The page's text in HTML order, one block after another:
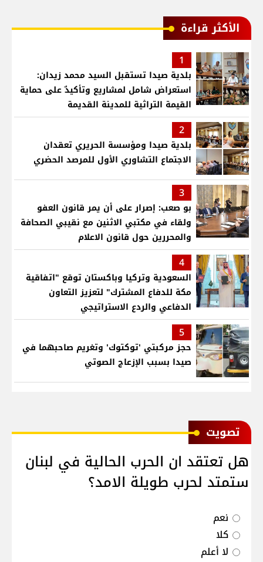
الأكثر قراءة
1
بلدية صيدا تستقبل السيد محمد زيدان:
استعراض شامل لمشاريع وتأكيدٌ على حماية
القيمة التراثية للمدينة القديمة
2
بلدية صيدا ومؤسسة الحريري تعقدان
الاجتماع التشاوري الأول للمرصد الحضري
3
بو صعب: إصرار على أن يمر قانون العفو
ولقاء في مكتبي الاثنين مع نقيبي الصحافة
والمحررين حول قانون الاعلام
4
السعودية وتركيا وباكستان توقع "اتفاقية
مكة للدفاع المشترك" لتعزيز التعاون
الدفاعي والردع الاستراتيجي
5
حجز مركبتي 'توكتوك' وتغريم صاحبهما في
صيدا بسبب الإزعاج الصوتي
ﺗﺼﻮﻳﺖ
هل تعتقد ان الحرب الحالية في لبنان
ستمتد لحرب طويلة الامد؟
نعم
كلا
لا أعلم